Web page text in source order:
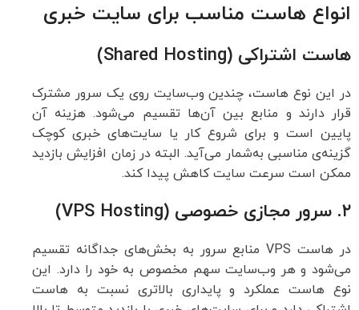
انواع هاست مناسب برای سایت خبری
هاست اشتراکی (Shared Hosting)
در این نوع هاست، چندین وب‌سایت روی یک سرور مشترک
قرار دارند و منابع بین آن‌ها تقسیم می‌شود. هزینه آن
پایین است و برای شروع کار یا سایت‌های خبری کوچک
گزینه‌ی مناسبی به‌شمار می‌آید. البته در زمان افزایش بازدید
ممکن است سرعت سایت کاهش پیدا کند.
۲. سرور مجازی خصوصی (VPS Hosting)
در هاست VPS منابع سرور به بخش‌های جداگانه تقسیم
می‌شود و هر وب‌سایت سهم مخصوص به خود را دارد. این
نوع هاست عملکرد و پایداری بالاتری نسبت به هاست